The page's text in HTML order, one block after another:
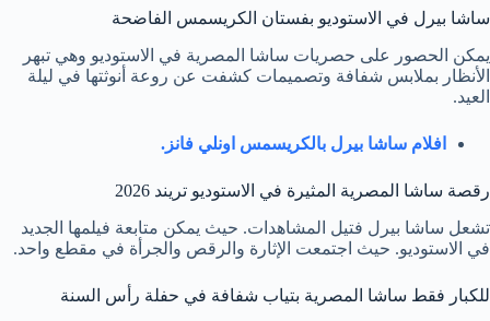
ساشا بيرل في الاستوديو بفستان الكريسمس الفاضحة
يمكن الحصور على حصريات ساشا المصرية في الاستوديو وهي تبهر
الأنظار بملابس شفافة وتصميمات كشفت عن روعة أنوثتها في ليلة
العيد.
افلام ساشا بيرل بالكريسمس اونلي فانز.
رقصة ساشا المصرية المثيرة في الاستوديو تريند 2026
تشعل ساشا بيرل فتيل المشاهدات. حيث يمكن متابعة فيلمها الجديد
في الاستوديو. حيث اجتمعت الإثارة والرقص والجرأة في مقطع واحد.
للكبار فقط ساشا المصرية بتياب شفافة في حفلة رأس السنة